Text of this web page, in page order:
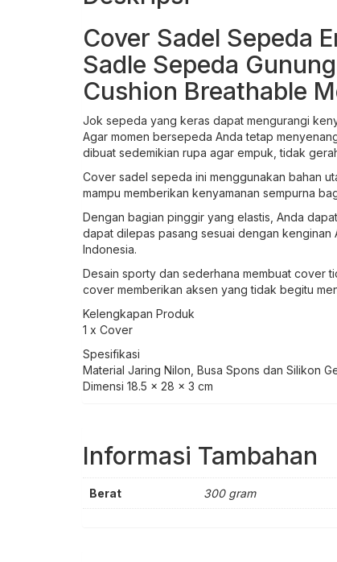
Cover Sadel Sepeda
Sadle Sepeda
Cushion Breathable
Jok sepeda yang keras dapat mengurangi
Agar momen bersepeda Anda tetap
dibuat sedemikian rupa agar empuk, tidak
Cover sadel sepeda ini menggunakan bahan
mampu memberikan kenyamanan sempurna
Dengan bagian pinggir yang elastis, Anda
dapat dilepas pasang sesuai dengan
Indonesia.
Desain sporty dan sederhana membuat cover
cover memberikan aksen yang tidak begitu
Kelengkapan Produk
1 x Cover
Spesifikasi
Material Jaring Nilon, Busa Spons dan Silikon
Dimensi 18.5 x 28 x 3 cm
Informasi Tambahan
Berat 300 gram